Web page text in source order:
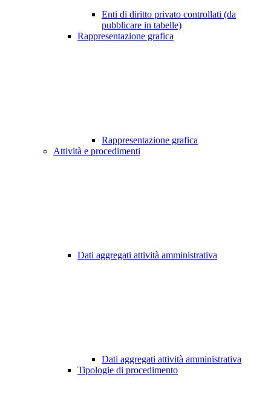
Enti di diritto privato controllati (da
pubblicare in tabelle)
Rappresentazione grafica
Rappresentazione grafica
Attività e procedimenti
Dati aggregati attività amministrativa
Dati aggregati attività amministrativa
Tipologie di procedimento